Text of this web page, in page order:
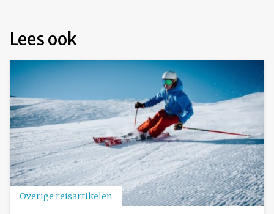
Lees ook
Overige reisartikelen